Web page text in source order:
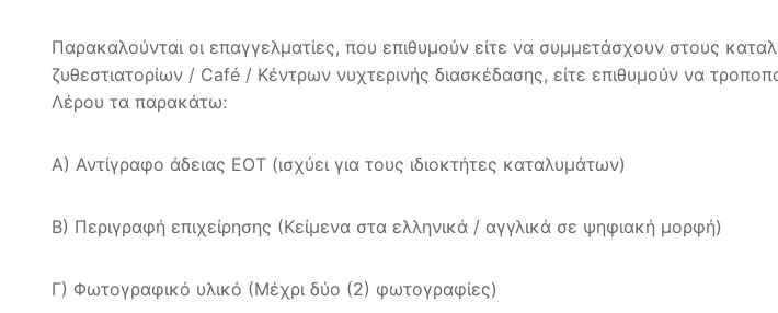
Παρακαλούνται οι επαγγελματίες, που επιθυμούν είτε να συμμετάσχουν στους
ζυθεστιατορίων / Café / Κέντρων νυχτερινής διασκέδασης, είτε επιθυμούν να
Λέρου τα παρακάτω:
Α) Αντίγραφο άδειας ΕΟΤ (ισχύει για τους ιδιοκτήτες καταλυμάτων)
Β) Περιγραφή επιχείρησης (Κείμενα στα ελληνικά / αγγλικά σε ψηφιακή μορφή)
Γ) Φωτογραφικό υλικό (Μέχρι δύο (2) φωτογραφίες)